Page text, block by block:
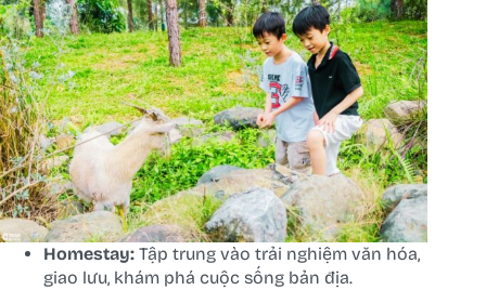
Homestay: Tập trung vào trải nghiệm văn hóa,
giao lưu, khám phá cuộc sống bản địa.